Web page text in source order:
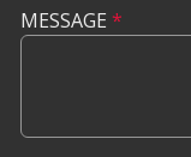
MESSAGE *